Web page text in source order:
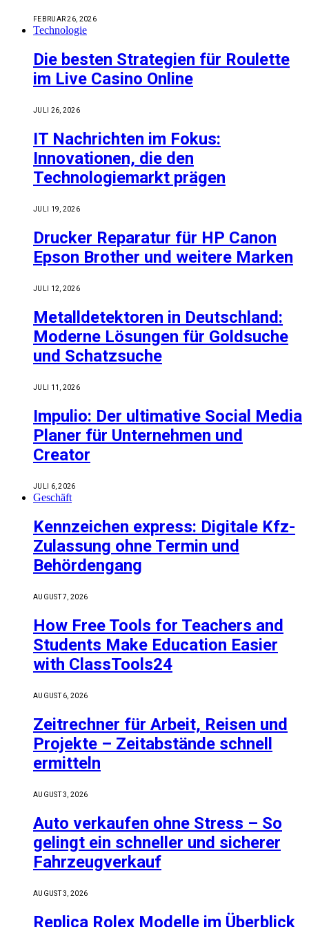
FEBRUAR 26, 2026
Technologie
Die besten Strategien für Roulette
im Live Casino Online
JULI 26, 2026
IT Nachrichten im Fokus:
Innovationen, die den
Technologiemarkt prägen
JULI 19, 2026
Drucker Reparatur für HP Canon
Epson Brother und weitere Marken
JULI 12, 2026
Metalldetektoren in Deutschland:
Moderne Lösungen für Goldsuche
und Schatzsuche
JULI 11, 2026
Impulio: Der ultimative Social Media
Planer für Unternehmen und
Creator
JULI 6, 2026
Geschäft
Kennzeichen express: Digitale Kfz-
Zulassung ohne Termin und
Behördengang
AUGUST 7, 2026
How Free Tools for Teachers and
Students Make Education Easier
with ClassTools24
AUGUST 6, 2026
Zeitrechner für Arbeit, Reisen und
Projekte – Zeitabstände schnell
ermitteln
AUGUST 3, 2026
Auto verkaufen ohne Stress – So
gelingt ein schneller und sicherer
Fahrzeugverkauf
AUGUST 3, 2026
Replica Rolex Modelle im Überblick